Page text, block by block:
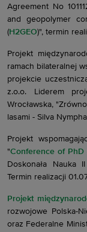
Agreement No
and geopolymer
(H2GEO)", termin
Projekt
ramach bilateralnej
projekcie
z.o.o. Liderem
Wrocławska,
lasami - Silva
Projekt
"Conference of PhD
Doskonała Nauka
Termin realizacji
Projekt
rozwojowe Polska-
oraz Federalne